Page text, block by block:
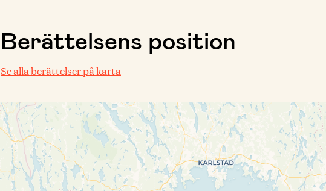
Berättelsens position
Se alla berättelser på karta